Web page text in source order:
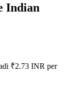
jaminannya
Indian
₹2.73 INR per